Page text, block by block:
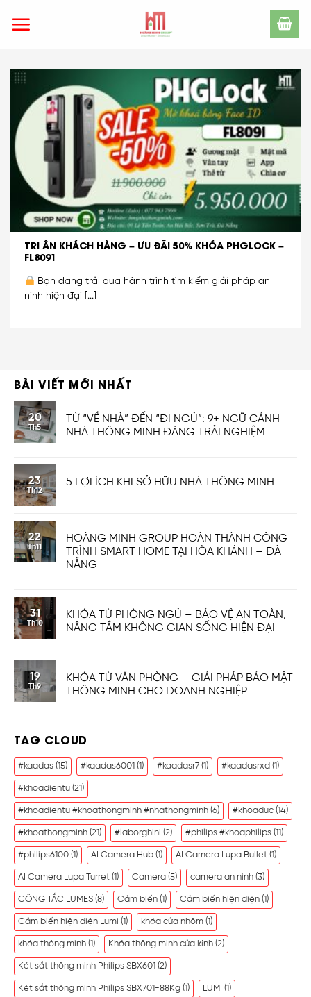
TRI ÂN KHÁCH HÀNG – ƯU ĐÃI 50% KHÓA PHGLOCK –
FL8091
Bạn đang trải qua hành trình tìm kiếm giải pháp an
ninh hiện đại [...]
BÀI VIẾT MỚI NHẤT
20
Th5
TỪ “VỀ NHÀ” ĐẾN “ĐI NGỦ”: 9+ NGỮ CẢNH
NHÀ THÔNG MINH ĐÁNG TRẢI NGHIỆM
23
Th12
5 LỢI ÍCH KHI SỞ HỮU NHÀ THÔNG MINH
22
Th11
HOÀNG MINH GROUP HOÀN THÀNH CÔNG
TRÌNH SMART HOME TẠI HÒA KHÁNH – ĐÀ
NẴNG
31
Th10
KHÓA TỪ PHÒNG NGỦ – BẢO VỆ AN TOÀN,
NÂNG TẦM KHÔNG GIAN SỐNG HIỆN ĐẠI
19
Th9
KHÓA TỪ VĂN PHÒNG – GIẢI PHÁP BẢO MẬT
THÔNG MINH CHO DOANH NGHIỆP
TAG CLOUD
#kaadas (15) #kaadas6001 (1) #kaadasr7 (1) #kaadasrxd (1)
#khoadientu (21)
#khoadientu #khoathongminh #nhathongminh (6) #khoaduc (14)
#khoathongminh (21) #laborghini (2) #philips #khoaphilips (11)
#philips6100 (1) AI Camera Hub (1) AI Camera Lupa Bullet (1)
AI Camera Lupa Turret (1) Camera (5) camera an ninh (3)
CÔNG TẮC LUMES (8) Cảm biến (1) Cảm biến hiện diện (1)
Cảm biến hiện diện Lumi (1) khóa cửa nhôm (1)
khóa thông minh (1) Khóa thông minh cửa kính (2)
Két sắt thông minh Philips SBX601 (2)
Két sắt thông minh Philips SBX701-88Kg (1) LUMI (1)